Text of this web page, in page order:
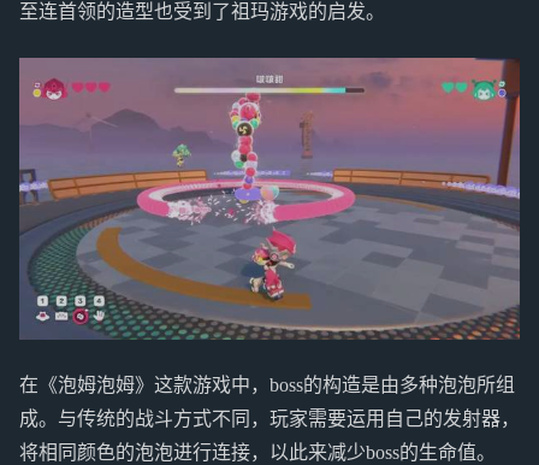
至连首领的造型也受到了祖玛游戏的启发。
在《泡姆泡姆》这款游戏中，boss的构造是由多种泡泡所组
成。与传统的战斗方式不同，玩家需要运用自己的发射器，
将相同颜色的泡泡进行连接，以此来减少boss的生命值。